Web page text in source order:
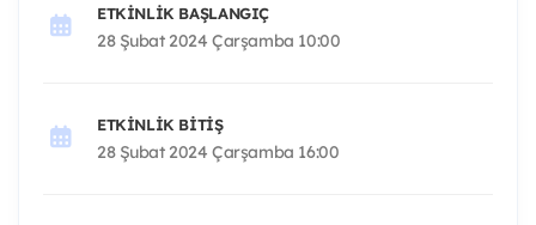
ETKINLIK BAŞLANGIÇ
28 Şubat 2024 Çarşamba 10:00
ETKINLIK BITIŞ
28 Şubat 2024 Çarşamba 16:00